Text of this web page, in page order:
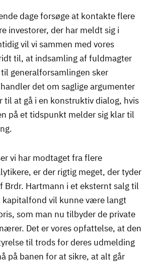
dage forsøge at kontakte flere
investorer, der har meldt sig i
vil vi sammen med vores
til, at indsamling af fuldmagter
generalforsamlingen sker
det om saglige argumenter
til at gå i en konstruktiv dialog, hvis
på et tidspunkt melder sig klar til
vi har modtaget fra flere
er der rigtig meget, der tyder
Brdr. Hartmann i et eksternt salg til
kapitalfond vil kunne være langt
som man nu tilbyder de private
Det er vores opfattelse, at den
til trods for deres udmelding
på banen for at sikre, at alt går